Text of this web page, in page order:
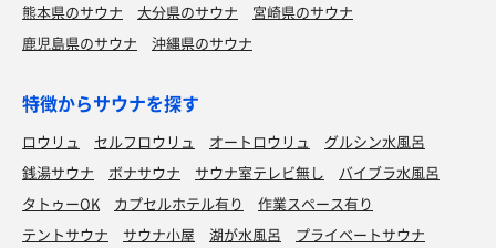
熊本県のサウナ
大分県のサウナ
宮崎県のサウナ
鹿児島県のサウナ
沖縄県のサウナ
特徴からサウナを探す
ロウリュ セルフロウリュ オートロウリュ
グルシン水風呂
銭湯サウナ
ボナサウナ サウナ室テレビ無し
バイブラ水風呂
タトゥーOK
カプセルホテル有り
作業スペース有り
テントサウナ
サウナ小屋 湖が水風呂 プライベートサウナ